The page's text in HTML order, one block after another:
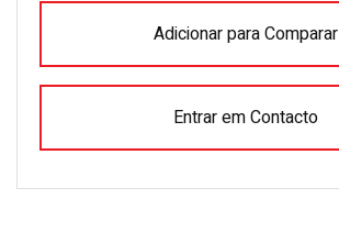
Adicionar para Comparar
Entrar em Contacto